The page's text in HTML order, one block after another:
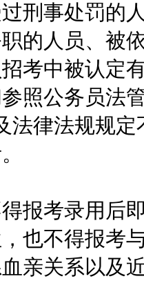
事处罚的人
的人员、被
考中被认定
照公务员法
法律法规规
考录用后即
也不得报考
亲关系以及